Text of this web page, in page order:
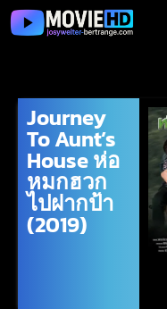
Journey
To Aunt’s
House ห่อ
หมกฮวก
ไปฝากป้า
(2019)